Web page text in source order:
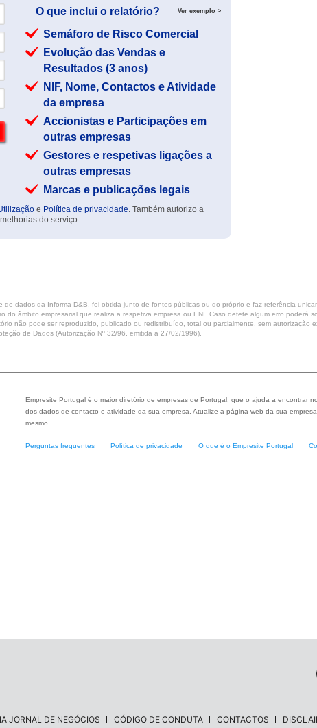
O que inclui o relatório? Ver exemplo >
Semáforo de Risco Comercial
Evolução das Vendas e
Resultados (3 anos)
NIF, Nome, Contactos e Atividade
da empresa
Accionistas e Participações em
outras empresas
Gestores e respetivas ligações a
outras empresas
Marcas e publicações legais
e Política de privacidade. Também autorizo a
do serviço.
dados da Informa D&B, foi obtida junto de fontes públicas ou do próprio e faz referência
do âmbito empresarial que realiza a respetiva empresa ou ENI. Caso detete algum erro poderá
não pode ser reproduzido, publicado ou redistribuído, total ou parcialmente, sem autorização
de Dados (Autorização Nº 32/96, emitida a 27/02/1996).
Empresite Portugal é o maior diretório de empresas de Portugal, que o ajuda a encontrar
dos dados de contacto e atividade da sua empresa. Atualize a página web da sua
mesmo.
Perguntas frequentes Política de privacidade O que é o Empresite Portugal